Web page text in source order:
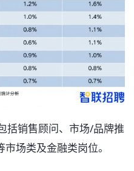
括销售顾问、市场/品牌推
场类及金融类岗位。